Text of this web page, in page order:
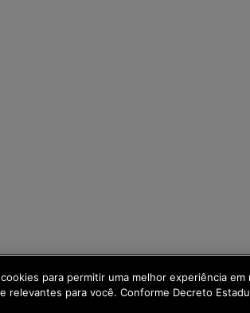
para permitir uma melhor experiência
relevantes para você. Conforme Decreto